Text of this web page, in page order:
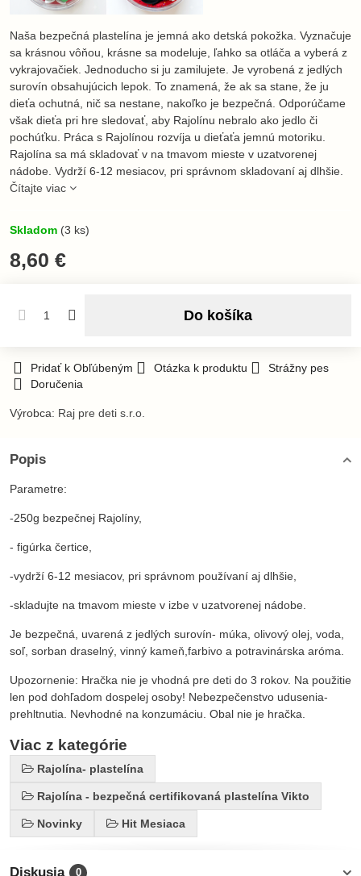
Naša bezpečná plastelína je jemná ako detská pokožka. Vyznačuje
sa krásnou vôňou, krásne sa modeluje, ľahko sa otláča a vyberá z
vykrajovačiek. Jednoducho si ju zamilujete. Je vyrobená z jedlých
surovín obsahujúcich lepok. To znamená, že ak sa stane, že ju
dieťa ochutná, nič sa nestane, nakoľko je bezpečná. Odporúčame
však dieťa pri hre sledovať, aby Rajolínu nebralo ako jedlo či
pochúťku. Práca s Rajolínou rozvíja u dieťaťa jemnú motoriku.
Rajolína sa má skladovať v na tmavom mieste v uzatvorenej
nádobe. Vydrží 6-12 mesiacov, pri správnom skladovaní aj dlhšie.
Čítajte viac
Skladom (3 ks)
8,60 €
Do košíka
Pridať k Obľúbeným Otázka k produktu
Strážny pes
Doručenia
Výrobca: Raj pre deti s.r.o.
Popis
Parametre:
-250g bezpečnej Rajolíny,
- figúrka čertice,
-vydrží 6-12 mesiacov, pri správnom používaní aj dlhšie,
-skladujte na tmavom mieste v izbe v uzatvorenej nádobe.
Je bezpečná, uvarená z jedlých surovín- múka, olivový olej, voda,
soľ, sorban draselný, vinný kameň,farbivo a potravinárska aróma.
Upozornenie: Hračka nie je vhodná pre deti do 3 rokov. Na použitie
len pod dohľadom dospelej osoby! Nebezpečenstvo udusenia-
prehltnutia. Nevhodné na konzumáciu. Obal nie je hračka.
Viac z kategórie
Rajolína- plastelína
Rajolína - bezpečná certifikovaná plastelína Vikto
Novinky Hit Mesiaca
Diskusia 0